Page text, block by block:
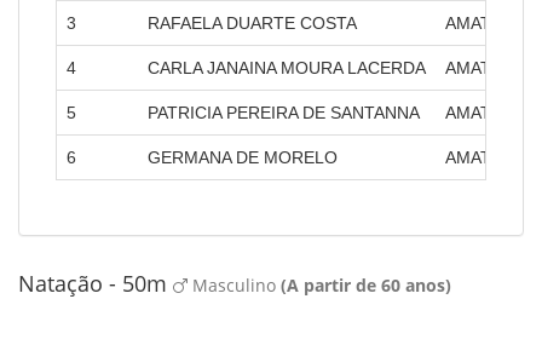
3 RAFAELA DUARTE COSTA AMATRA IV
4 CARLA JANAINA MOURA LACERDA AMATRA VI
5 PATRICIA PEREIRA DE SANTANNA AMATRA
6 GERMANA DE MORELO AMATRA
Natação - 50m Masculino (A partir de 60 anos)